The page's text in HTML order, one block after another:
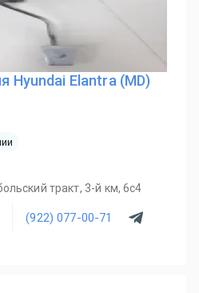
Hyundai Elantra (MD)
тракт, 3-й км, 6с4
(922) 077-00-71